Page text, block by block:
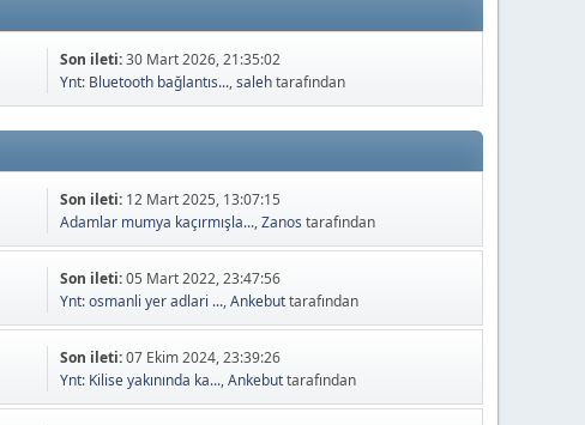
Son ileti:30 Mart 2026, 21:35:02
Ynt: Bluetooth bağlantıs...,salehtarafından
Son ileti: 12 Mart 2025, 13:07:15
Adamlar mumya kaçırmışla...,Zanos tarafından
Son ileti:05 Mart 2022, 23:47:56
Ynt: osmanli yer adlari ...,Ankebuttarafından
Son ileti:07 Ekim 2024, 23:39:26
Ynt: Kilise yakınında ka...,Ankebuttarafından